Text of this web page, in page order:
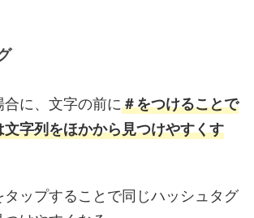
に、文字の前に＃をつけることで
字列をほかから見つけやすくす
ップすることで同じハッシュタグ